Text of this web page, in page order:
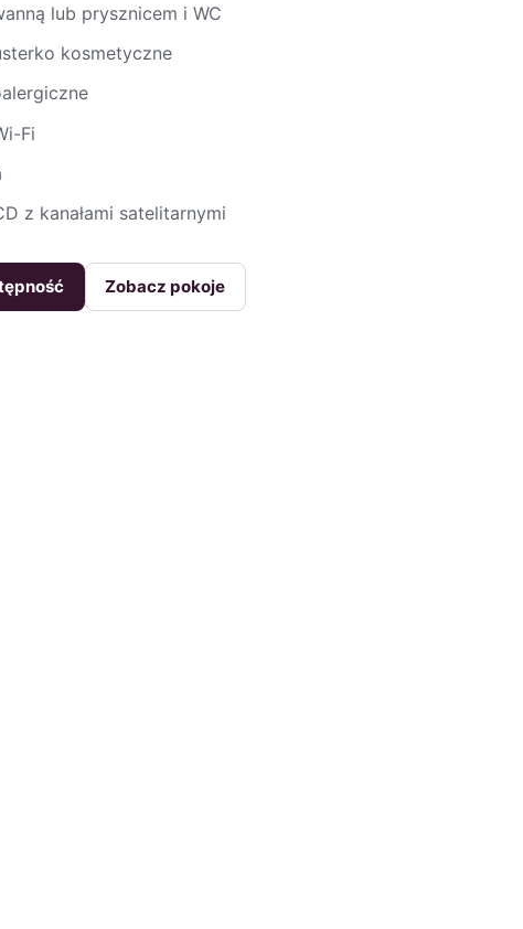
lub prysznicem i WC
kosmetyczne
Fi
z kanałami satelitarnymi
Zobacz pokoje